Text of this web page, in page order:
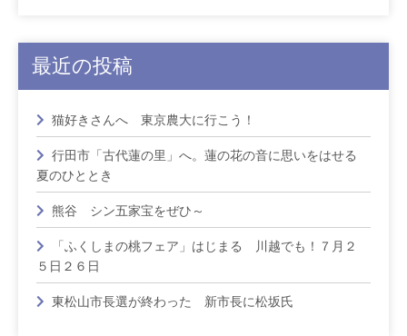
最近の投稿
猫好きさんへ 東京農大に行こう！
行田市「古代蓮の里」へ。蓮の花の音に思いをはせる
夏のひととき
熊谷 シン五家宝をぜひ～
「ふくしまの桃フェア」はじまる 川越でも！７月２
５日２６日
東松山市長選が終わった 新市長に松坂氏